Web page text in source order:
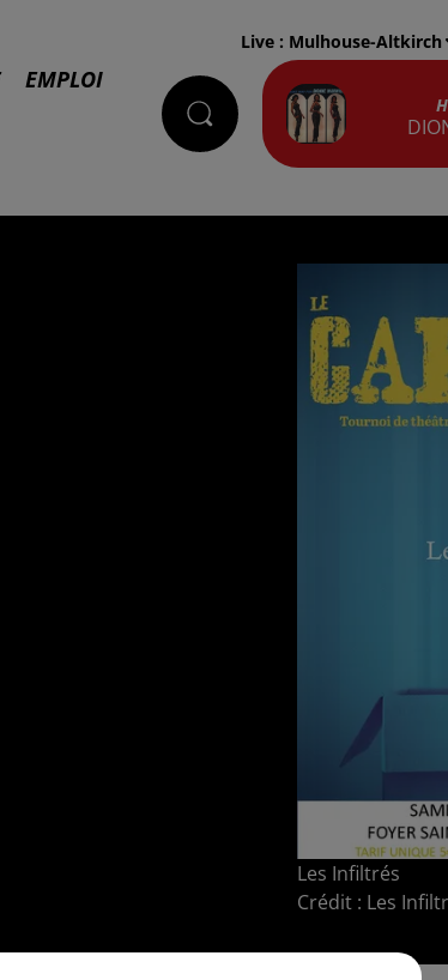
EMPLOI
Live : Mulhouse-Altkirch
Les Infiltrés
Crédit : Les